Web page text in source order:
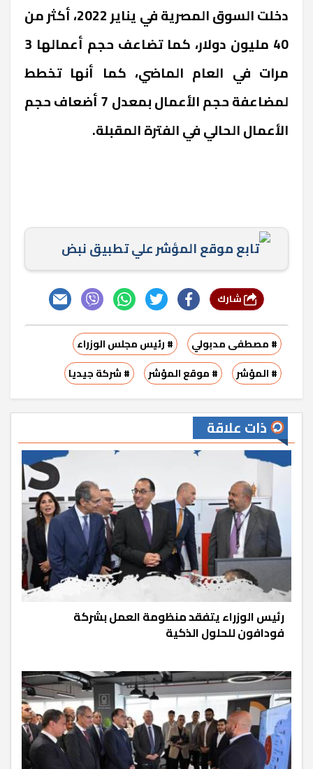
دخلت السوق المصرية في يناير 2022، أكثر من
40 مليون دولار، كما تضاعف حجم أعمالها 3
مرات في العام الماضي، كما أنها تخطط
لمضاعفة حجم الأعمال بمعدل 7 أضعاف حجم
الأعمال الحالي في الفترة المقبلة.
تابع موقع المؤشر علي تطبيق نبض
# مصطفى مدبولي
# رئيس مجلس الوزراء
# المؤشر
# موقع المؤشر # شركة جيديا
ذات علاقة
رئيس الوزراء يتفقد منظومة العمل بشركة
فودافون للحلول الذكية